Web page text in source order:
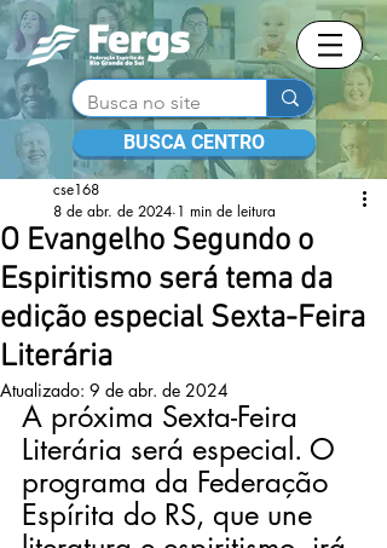
BUSCA CENTRO
O Evangelho Segundo o
Espiritismo será tema da
edição especial Sexta-Feira
Literária
cse168
8 de abr. de 2024 1 min de leitura
Atualizado: 9 de abr. de 2024
A próxima Sexta-Feira
Literária será especial. O
programa da Federação
Espírita do RS, que une